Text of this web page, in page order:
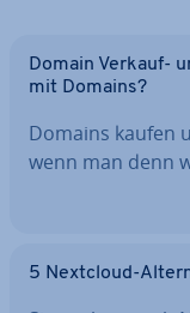
Domain Verkauf-
mit Domains?
Domains kaufen
wenn man denn
5 Nextcloud-